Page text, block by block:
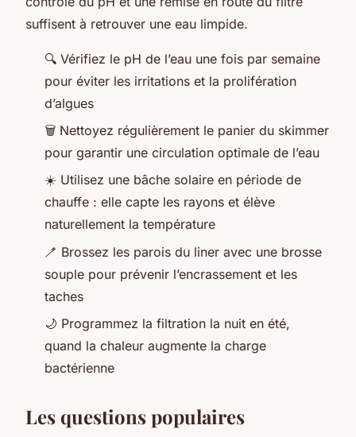
suffisent à retrouver une eau limpide.
🔍 Vérifiez le pH de l’eau une fois par semaine
pour éviter les irritations et la prolifération
d’algues
🗑️ Nettoyez régulièrement le panier du skimmer
pour garantir une circulation optimale de l’eau
☀️ Utilisez une bâche solaire en période de
chauffe : elle capte les rayons et élève
naturellement la température
🪥 Brossez les parois du liner avec une brosse
souple pour prévenir l’encrassement et les
taches
🌙 Programmez la filtration la nuit en été,
quand la chaleur augmente la charge
bactérienne
Les questions populaires